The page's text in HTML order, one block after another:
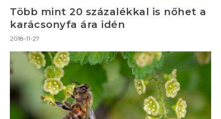
Több mint 20 százalékkal is nőhet a
karácsonyfa ára idén
2018-11-27